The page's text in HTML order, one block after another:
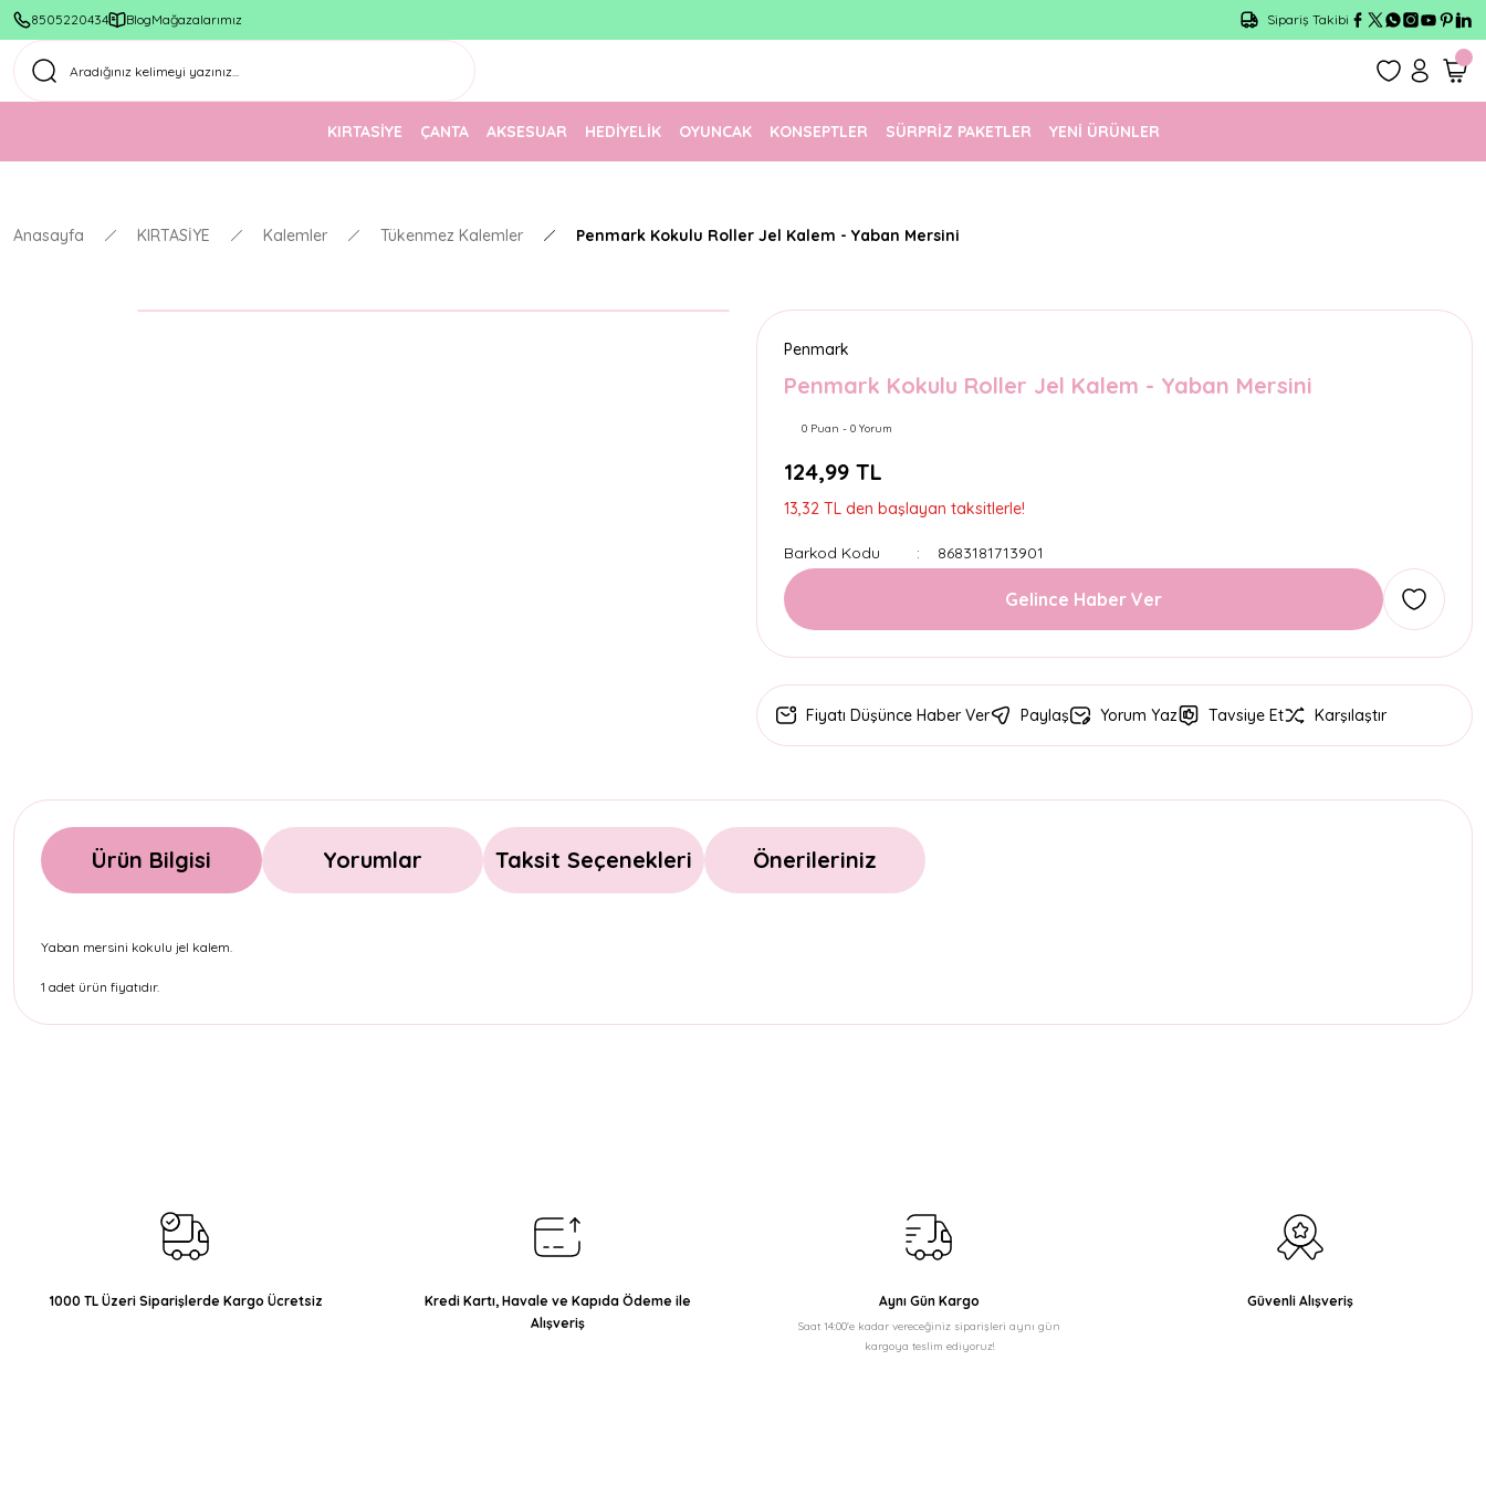
8505220434 BlogMağazalarımız
1500 TL Üzeri Ücretsiz Kargo
Sipariş Takibi
KIRTASİYE ÇANTA AKSESUAR HEDİYELİK OYUNCAK KONSEPTLER SÜRPRİZ PAKETLER YENİ ÜRÜNLER
Anasayfa KIRTASİYE Kalemler Tükenmez Kalemler Penmark Kokulu Roller Jel Kalem - Yaban Mersini
Penmark
Penmark Kokulu Roller Jel Kalem - Yaban Mersini
0 Puan - 0 Yorum
124,99 TL
13,32 TL den başlayan taksitlerle!
Barkod Kodu 8683181713901
Gelince Haber Ver
Fiyatı Düşünce Haber Ver Paylaş Yorum Yaz Tavsiye Et Karşılaştır
Ürün Bilgisi Yorumlar Taksit Seçenekleri Önerileriniz
Yaban mersini kokulu jel kalem.
1 adet ürün fiyatıdır.
Ürün fiyatı diğer sitelerden daha pahalı.
Bu ürüne benzer farklı alternatifler olmalı.
1000 TL Üzeri Siparişlerde Kargo Ücretsiz
Kredi Kartı, Havale ve Kapıda Ödeme ile
Alışveriş
Aynı Gün Kargo
Saat 14:00'e kadar vereceğiniz siparişleri aynı gün
kargoya teslim ediyoruz!
Güvenli Alışveriş